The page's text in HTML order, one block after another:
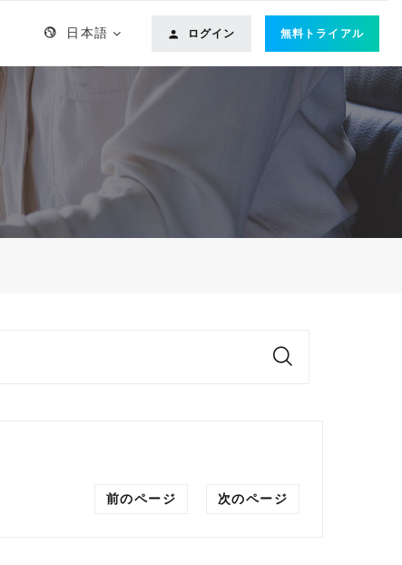
日本語 ログイン 無料トライアル
前のページ 次のページ